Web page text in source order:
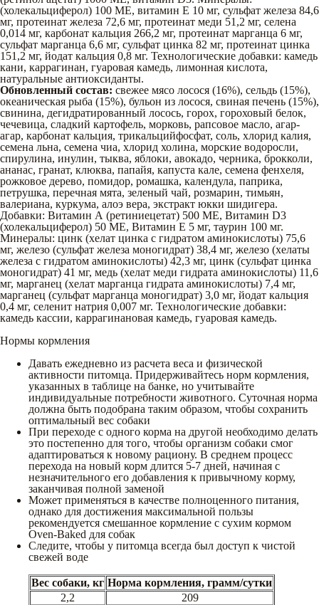
(холекальциферол) 100 МЕ, витамин Е 10 мг, сульфат железа 84,6
мг, протеинат железа 72,6 мг, протеинат меди 51,2 мг, селена
0,014 мг, карбонат кальция 266,2 мг, протеинат марганца 6 мг,
сульфат марганца 6,6 мг, сульфат цинка 82 мг, протеинат цинка
151,2 мг, йодат кальция 0,8 мг. Технологические добавки: камедь
кани, каррагинан, гуаровая камедь, лимонная кислота,
натуральные антиоксиданты.
Обновленный состав: свежее мясо лосося (16%), сельдь (15%),
океаническая рыба (15%), бульон из лосося, свиная печень (15%),
свинина, дегидратированный лосось, горох, гороховый белок,
чечевица, сладкий картофель, морковь, рапсовое масло, агар-
агар, карбонат кальция, трикальцийфосфат, соль, хлорид калия,
семена льна, семена чиа, хлорид холина, морские водоросли,
спирулина, инулин, тыква, яблоки, авокадо, черника, брокколи,
ананас, гранат, клюква, папайя, капуста кале, семена фенхеля,
рожковое дерево, помидор, ромашка, календула, паприка,
петрушка, перечная мята, зеленый чай, розмарин, тимьян,
валериана, куркума, алоэ вера, экстракт юкки шидигера.
Добавки: Витамин А (ретиниецетат) 500 МЕ, Витамин D3
(холекальциферол) 50 МЕ, Витамин Е 5 мг, таурин 100 мг.
Минералы: цинк (хелат цинка с гидратом аминокислоты) 75,6
мг, железо (сульфат железа моногидрат) 38,4 мг, железо (хелаты
железа с гидратом аминокислоты) 42,3 мг, цинк (сульфат цинка
моногидрат) 41 мг, медь (хелат меди гидрата аминокислоты) 11,6
мг, марганец (хелат марганца гидрата аминокислоты) 7,4 мг,
марганец (сульфат марганца моногидрат) 3,0 мг, йодат кальция
0,4 мг, селенит натрия 0,007 мг. Технологические добавки:
камедь кассии, каррагинановая камедь, гуаровая камедь.
Нормы кормления
Давать ежедневно из расчета веса и физической
активности питомца. Придерживайтесь норм кормления,
указанных в таблице на банке, но учитывайте
индивидуальные потребности животного. Суточная норма
должна быть подобрана таким образом, чтобы сохранить
оптимальный вес собаки
При переходе с одного корма на другой необходимо делать
это постепенно для того, чтобы организм собаки смог
адаптироваться к новому рациону. В среднем процесс
перехода на новый корм длится 5-7 дней, начиная с
незначительного его добавления к привычному корму,
заканчивая полной заменой
Может применяться в качестве полноценного питания,
однако для достижения максимальной пользы
рекомендуется смешанное кормление с сухим кормом
Oven-Baked для собак
Следите, чтобы у питомца всегда был доступ к чистой
свежей воде
Вес собаки, кг Норма кормления, грамм/сутки
2,2
209